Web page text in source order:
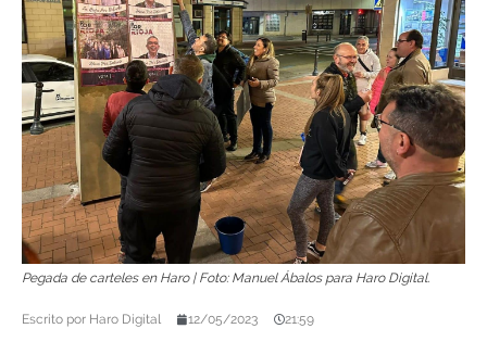
Pegada de carteles en Haro | Foto: Manuel Ábalos para Haro Digital.
Escrito por Haro Digital 12/05/2023 21:59